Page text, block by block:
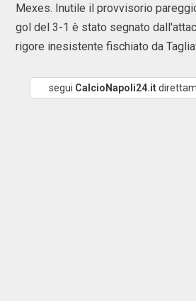
Mexes. Inutile il provvisorio
gol del 3-1 è stato segnato
rigore inesistente fischiato da
segui CalcioNapoli24.it